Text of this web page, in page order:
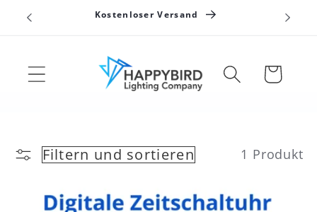
zum
Kostenloser Versand
Warenkorb
Filtern und sortieren 1 Produkt